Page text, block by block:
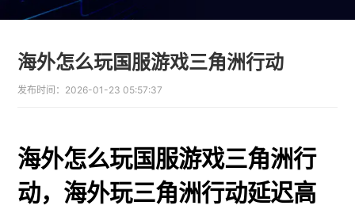
海外怎么玩国服游戏三角洲行动
发布时间： 2026-01-23 05:57:37
海外怎么玩国服游戏三角洲行
动，海外玩三角洲行动延迟高